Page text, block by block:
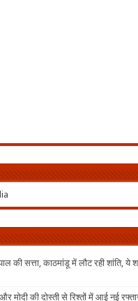
की सत्ता, काठमांडू में लौट रही शांति,
मोदी की दोस्ती से रिश्तों में आई नई